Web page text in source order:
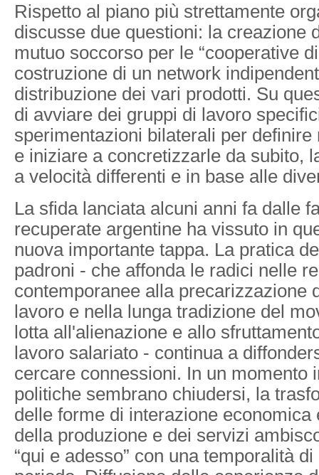
Rispetto al piano più strettamente
discusse due questioni: la creazione
mutuo soccorso per le “cooperative
costruzione di un network
distribuzione dei vari prodotti. Su
di avviare dei gruppi di lavoro
sperimentazioni bilaterali per definire
e iniziare a concretizzarle da subito,
a velocità differenti e in base alle
La sfida lanciata alcuni anni fa dalle
recuperate argentine ha vissuto in
nuova importante tappa. La pratica
padroni - che affonda le radici nelle
contemporanee alla precarizzazione
lavoro e nella lunga tradizione del
lotta all'alienazione e allo
lavoro salariato - continua a
cercare connessioni. In un momento
politiche sembrano chiudersi, la
delle forme di interazione economica
della produzione e dei servizi
“qui e adesso” con una temporalità